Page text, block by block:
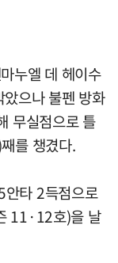
누엘 데 헤이수
으나 불펜 방화
무실점으로 틀
를 챙겼다.
안타 2득점으로
11·12호)을 날